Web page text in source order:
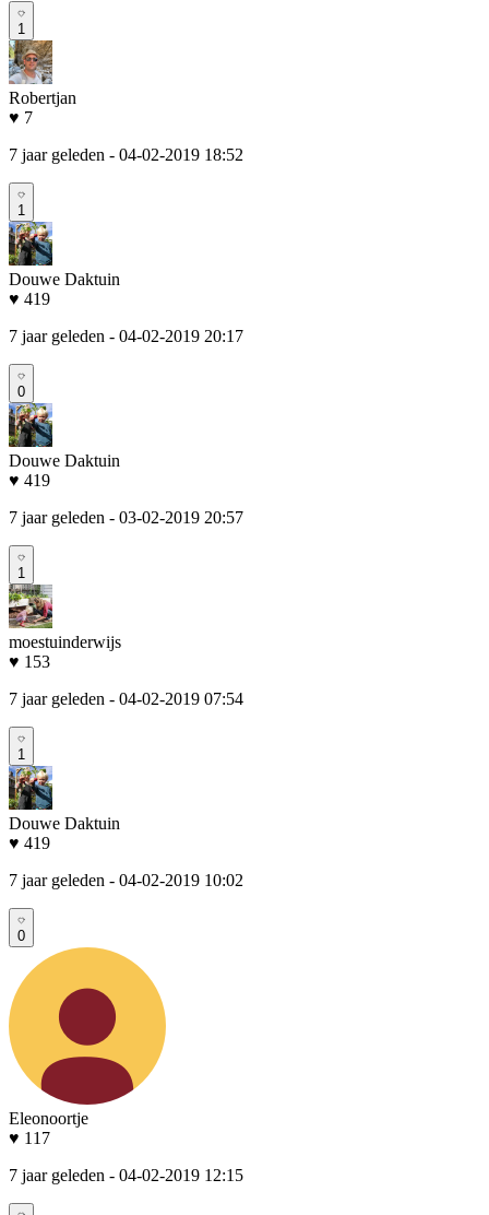
1
Robertjan
♥ 7
7 jaar geleden - 04-02-2019 18:52
1
Douwe Daktuin
♥ 419
7 jaar geleden - 04-02-2019 20:17
0
Douwe Daktuin
♥ 419
7 jaar geleden - 03-02-2019 20:57
1
moestuinderwijs
♥ 153
7 jaar geleden - 04-02-2019 07:54
1
Douwe Daktuin
♥ 419
7 jaar geleden - 04-02-2019 10:02
0
Eleonoortje
♥ 117
7 jaar geleden - 04-02-2019 12:15